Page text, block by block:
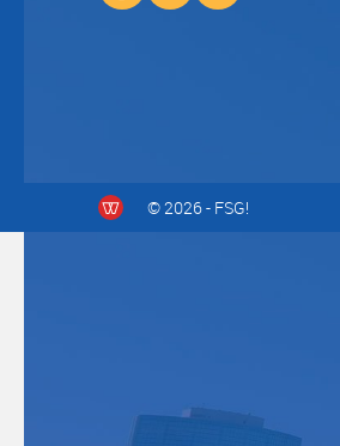
© 2026 - FSG!